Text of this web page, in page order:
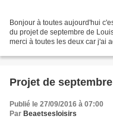
Bonjour à toutes aujourd'hui
du projet de septembre de
merci à toutes les deux car j'ai
Projet de
Publié le 27/09/2016 à 07:00
Par Beaetsesloisirs